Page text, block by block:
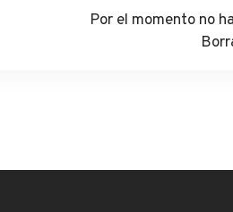
Por el momento no